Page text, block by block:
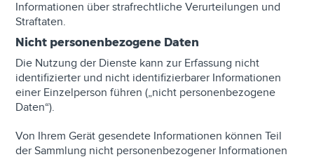
Informationen über strafrechtliche Verurteilungen und
Straftaten.
Nicht personenbezogene Daten
Die Nutzung der Dienste kann zur Erfassung nicht
identifizierter und nicht identifizierbarer Informationen
einer Einzelperson führen („nicht personenbezogene
Daten“).
Von Ihrem Gerät gesendete Informationen können Teil
der Sammlung nicht personenbezogener Informationen